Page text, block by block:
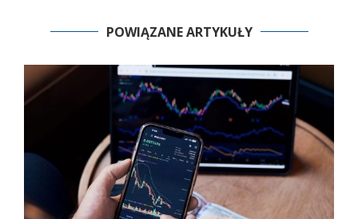
POWIĄZANE ARTYKUŁY